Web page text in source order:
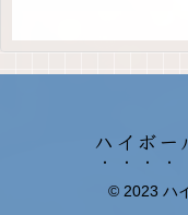
ハイボー
© 2023 ハ